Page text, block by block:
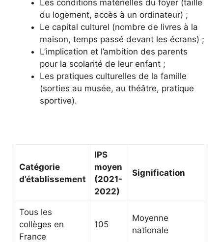
Les conditions matérielles du foyer (taille
du logement, accès à un ordinateur) ;
Le capital culturel (nombre de livres à la
maison, temps passé devant les écrans) ;
L’implication et l’ambition des parents
pour la scolarité de leur enfant ;
Les pratiques culturelles de la famille
(sorties au musée, au théâtre, pratique
sportive).
Catégorie
d’établissement
IPS
moyen
(2021-
2022)
Signification
Tous les
collèges en
France
105
Moyenne
nationale